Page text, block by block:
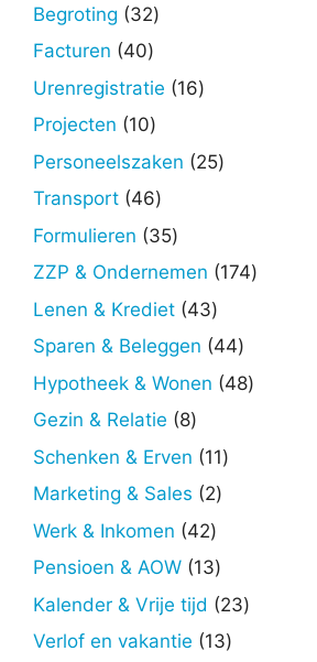
Begroting 3232
Facturen 4040
producten
Urenregistratie 1616
Projecten 1010
producten
Personeelszaken 2525
Transport 4646
producten
Formulieren 3535
producten
ZZP & Ondernemen 174174
Lenen & Krediet 4343
producten
Sparen & Beleggen 4444
producten
Hypotheek & Wonen 4848
Gezin & Relatie 88
producten
Schenken & Erven 1111
Marketing & Sales 22
Werk & Inkomen 4242
producten
Pensioen & AOW 1313
producten
Kalender & Vrije tijd 2323
Verlof en vakantie 1313